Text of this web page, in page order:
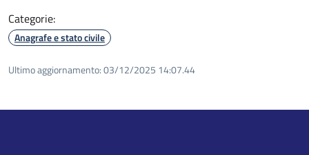
Categorie:
Anagrafe e stato civile
Ultimo aggiornamento:03/12/2025 14:07.44